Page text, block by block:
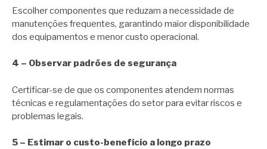
Escolher componentes que reduzam a necessidade de
manutenções frequentes, garantindo maior disponibilidade
dos equipamentos e menor custo operacional.
4 – Observar padrões de segurança
Certificar-se de que os componentes atendem normas
técnicas e regulamentações do setor para evitar riscos e
problemas legais.
5 – Estimar o custo-benefício a longo prazo